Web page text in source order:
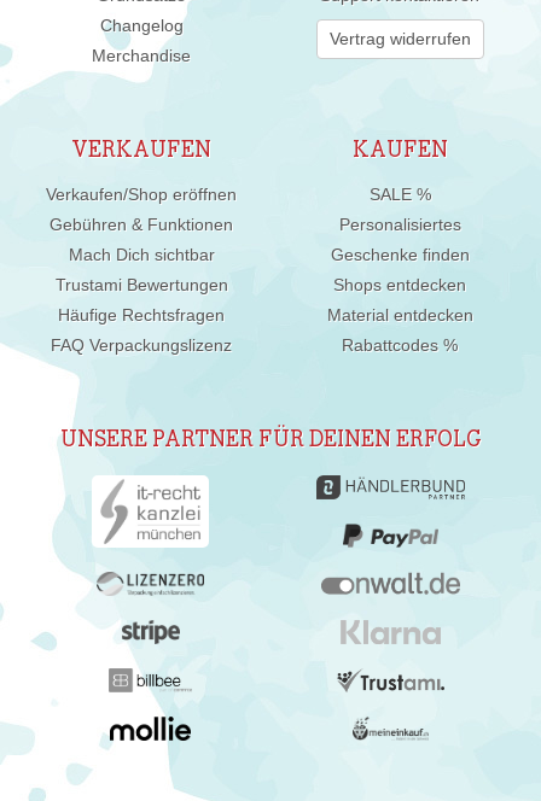
Changelog
Merchandise
Vertrag widerrufen
VERKAUFEN
Verkaufen/Shop eröffnen
Gebühren & Funktionen
Mach Dich sichtbar
Trustami Bewertungen
Häufige Rechtsfragen
FAQ Verpackungslizenz
KAUFEN
SALE %
Personalisiertes
Geschenke finden
Shops entdecken
Material entdecken
Rabattcodes %
UNSERE PARTNER FÜR DEINEN ERFOLG